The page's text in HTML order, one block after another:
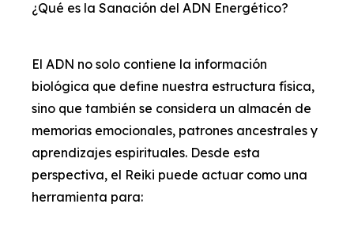
¿Qué es la Sanación del ADN Energético?
El ADN no solo contiene la información
biológica que define nuestra estructura física,
sino que también se considera un almacén de
memorias emocionales, patrones ancestrales y
aprendizajes espirituales. Desde esta
perspectiva, el Reiki puede actuar como una
herramienta para: